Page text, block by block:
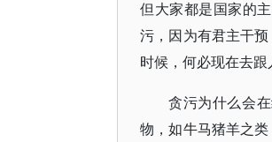
但大家都是国家的
污，因为有君主干
时候，何必现在去跟
贪污为什么会
物，如牛马猪羊之